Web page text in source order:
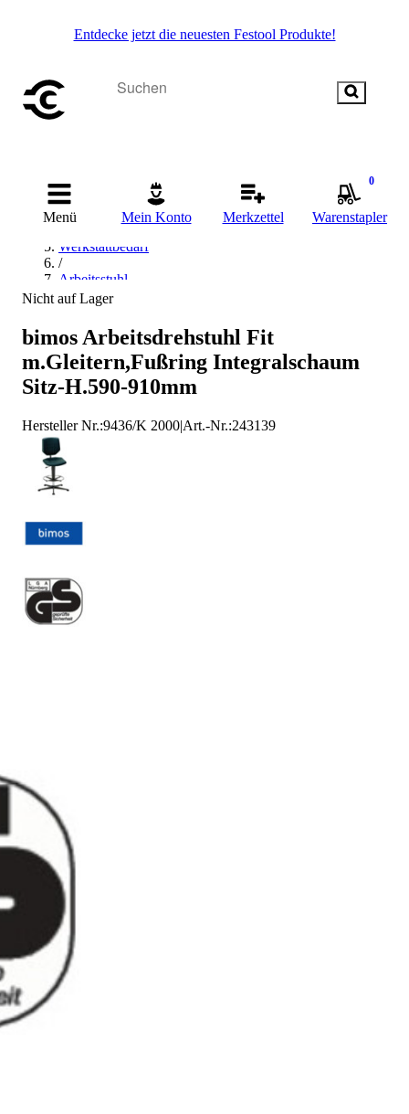
Entdecke jetzt die neuesten Festool Produkte!
Menü Mein Konto Merkzettel
0
Warenstapler
Startseite
/
Betriebsausstattung & Baustellenbedarf
Werkstattbedarf
/
Arbeitsstuhl
/
Interstuhl Drehstuhl
Nicht auf Lager
bimos Arbeitsdrehstuhl Fit
m.Gleitern,Fußring Integralschaum
Sitz-H.590-910mm
Hersteller Nr.:9436/K 2000|Art.-Nr.:243139